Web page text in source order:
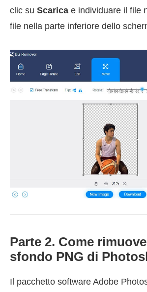
clic su Scarica e individuare il file
file nella parte inferiore dello
Parte 2. Come
sfondo PNG di
Il pacchetto software Adobe